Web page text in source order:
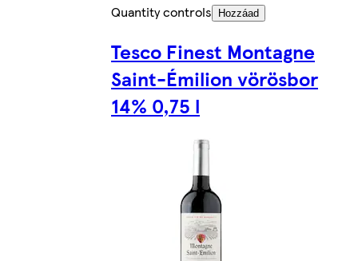
Quantity controls
Hozzáad
Tesco Finest Montagne
Saint-Émilion vörösbor
14% 0,75 l